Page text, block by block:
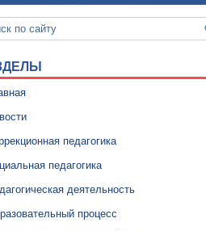
педагогика
педагогика
деятельность
процесс